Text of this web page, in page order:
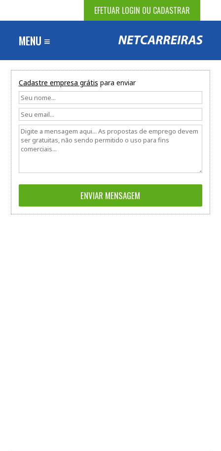
EFETUAR LOGIN OU CADASTRAR
MENU ≡
Cadastre empresa grátis para enviar